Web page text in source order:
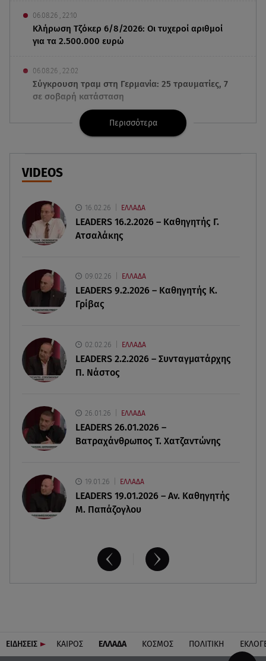
06.08.26 , 22:10
Κλήρωση Τζόκερ 6/8/2026: Οι τυχεροί αριθμοί
για τα 2.500.000 ευρώ
06.08.26 , 22:02
Σύγκρουση τραμ στη Γερμανία: 25 τραυματίες, 7
σε σοβαρή κατάσταση
06.08.26 , 21:59
Νέες τουρκικές προκλήσεις στο Αιγαίο -
Αερομαχία με ελληνικά F-16
06.08.26 , 21:31
στα social media
06.08.26 , 21:22
06.08.26 , 21:07
Motor Oil: Δωρεά πυροσβεστικών οχημάτων και
06.08.26 , 20:49
Άκης Παυλόπουλος: Η τρυφερή εξομολόγηση
της συζύγου του, Ελένης Φωτοπούλου
Πώς επικοινωνούν τα ελικόπτερα στη φωτιά και
ο ρόλος του «συνδέσμου»
Περισσότερα
VIDEOS
16.02.26 ΕΛΛΑΔΑ
LEADERS 16.2.2026 – Καθηγητής Γ.
Ατσαλάκης
09.02.26 ΕΛΛΑΔΑ
LEADERS 9.2.2026 – Καθηγητής Κ.
Γρίβας
02.02.26 ΕΛΛΑΔΑ
LEADERS 2.2.2026 – Συνταγματάρχης
Π. Νάστος
26.01.26 ΕΛΛΑΔΑ
LEADERS 26.01.2026 –
Βατραχάνθρωπος Τ. Χατζαντώνης
19.01.26 ΕΛΛΑΔΑ
LEADERS 19.01.2026 – Αν. Καθηγητής
Μ. Παπάζογλου
ΕΙΔΗΣΕΙΣ ΚΑΙΡΟΣ ΕΛΛΑΔΑ ΚΟΣΜΟΣ ΠΟΛΙΤΙΚΗ